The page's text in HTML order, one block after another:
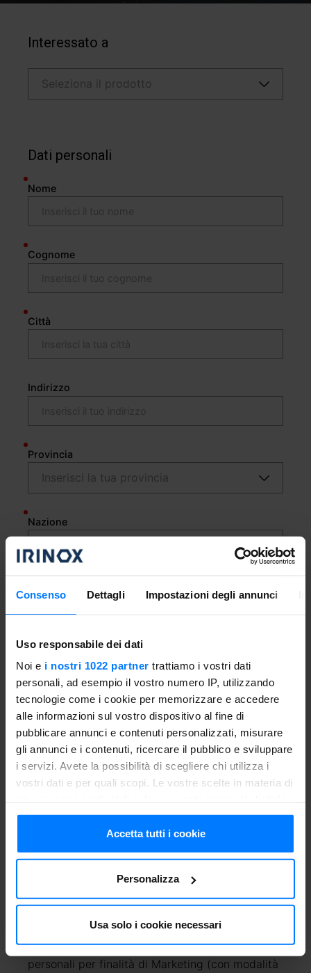
Consenso Dettagli Impostazioni degli annunci
Uso responsabile dei dati
Noi e i nostri 1022 partner trattiamo i vostri dati
personali, ad esempio il vostro numero IP, utilizzando
tecnologie come i cookie per memorizzare e accedere
alle informazioni sul vostro dispositivo al fine di
pubblicare annunci e contenuti personalizzati, misurare
gli annunci e i contenuti, ricercare il pubblico e sviluppare
i servizi. Avete la possibilità di scegliere chi utilizza i
vostri dati e per quali scopi. Le vostre scelte in materia di
in cui avete effettuato le vostre scelte. È possibile
modificare o revocare il proprio consenso in qualsiasi
momento dalla Dichiarazione sui cookie o facendo clic
Con il tuo consenso, vorremmo anche:
raccogliere informazioni sulla tua posizione
Identificare il tuo dispositivo, scansionandolo
Accetta tutti i cookie
Personalizza
Usa solo i cookie necessari
Interessato a
Dati personali
Nome
Cognome
Città
Indirizzo
Provincia
Nazione
Messaggio
Richiedi il ricettario
Presa visione dell'informativa privacy, il Cliente
presta il consenso al trattamento dei propri dati
personali per finalità di Marketing (con modalità